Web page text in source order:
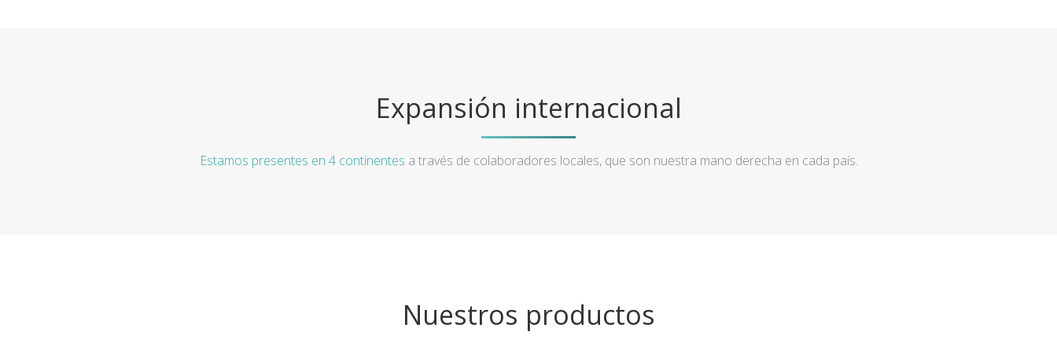
Expansión internacional
Estamos presentes en 4 continentes a través de colaboradores locales, que son nuestra mano derecha en cada país.
Nuestros productos